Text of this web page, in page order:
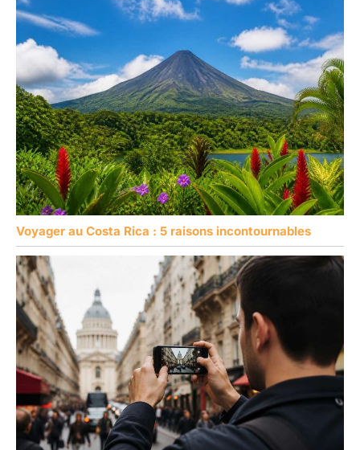
Voyager au Costa Rica : 5 raisons incontournables